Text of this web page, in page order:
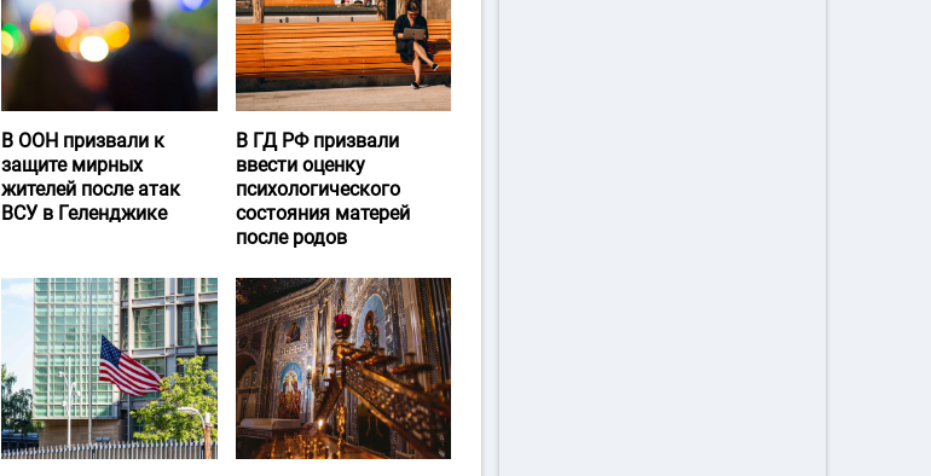
В ООН призвали к
защите мирных
жителей после атак
ВСУ в Геленджике
В ГД РФ призвали
ввести оценку
психологического
состояния матерей
после родов